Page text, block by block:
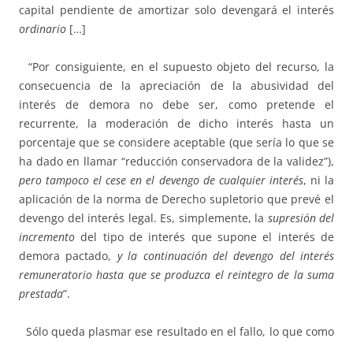
capital pendiente de amortizar solo devengará el interés
ordinario […]
“Por consiguiente, en el supuesto objeto del recurso, la
consecuencia de la apreciación de la abusividad del
interés de demora no debe ser, como pretende el
recurrente, la moderación de dicho interés hasta un
porcentaje que se considere aceptable (que sería lo que se
ha dado en llamar “reducción conservadora de la validez”),
pero tampoco el cese en el devengo de cualquier interés, ni la
aplicación de la norma de Derecho supletorio que prevé el
devengo del interés legal. Es, simplemente, la supresión del
incremento del tipo de interés que supone el interés de
demora pactado, y la continuación del devengo del interés
remuneratorio hasta que se produzca el reintegro de la suma
prestada”.
Sólo queda plasmar ese resultado en el fallo, lo que como